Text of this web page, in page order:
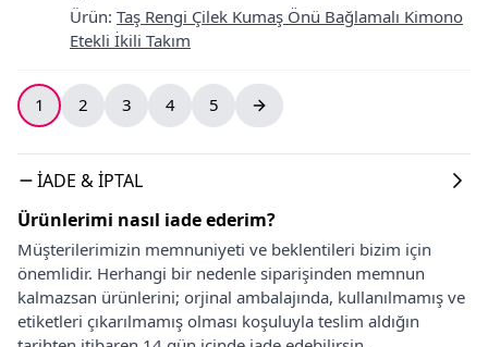
Ürün: Taş Rengi Çilek Kumaş Önü Bağlamalı Kimono
Etekli İkili Takım
1 2 3 4 5
İADE & İPTAL
Ürünlerimi nasıl iade ederim?
Müşterilerimizin memnuniyeti ve beklentileri bizim için
önemlidir. Herhangi bir nedenle siparişinden memnun
kalmazsan ürünlerini; orjinal ambalajında, kullanılmamış ve
etiketleri çıkarılmamış olması koşuluyla teslim aldığın